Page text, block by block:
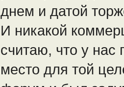
днем и датой
И никакой
считаю, что у нас
место для той